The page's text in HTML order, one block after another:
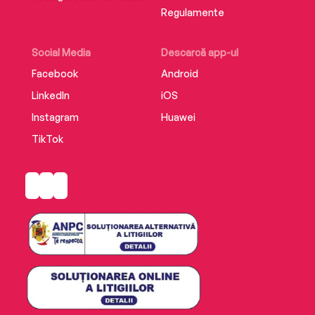
Social Media
Facebook
LinkedIn
Instagram
TikTok
Descarcă app-ul
Android
iOS
Huawei
Regulamente